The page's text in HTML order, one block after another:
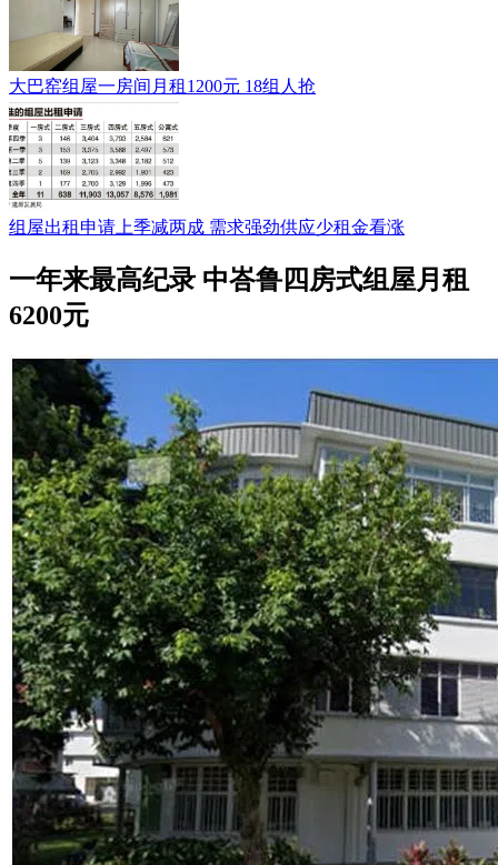
大巴窑组屋一房间月租1200元 18组人抢
组屋出租申请上季减两成 需求强劲供应少租金看涨
一年来最高纪录 中峇鲁四房式组屋月租
6200元